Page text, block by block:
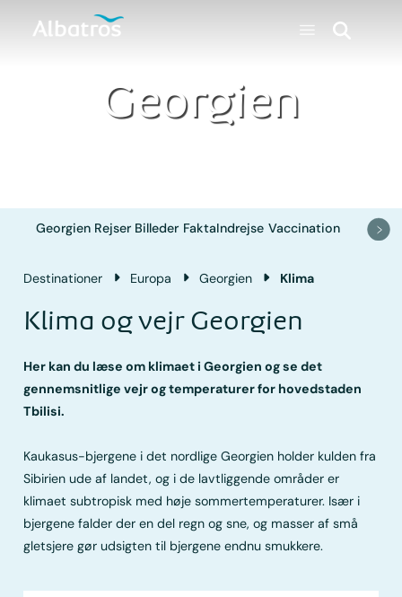
Georgien
Georgien Rejser Billeder FaktaIndrejse Vaccination
Destinationer Europa Georgien Klima
Klima og vejr Georgien
Her kan du læse om klimaet i Georgien og se det
gennemsnitlige vejr og temperaturer for hovedstaden
Tbilisi.
Kaukasus-bjergene i det nordlige Georgien holder kulden fra
Sibirien ude af landet, og i de lavtliggende områder er
klimaet subtropisk med høje sommertemperaturer. Især i
bjergene falder der en del regn og sne, og masser af små
gletsjere gør udsigten til bjergene endnu smukkere.